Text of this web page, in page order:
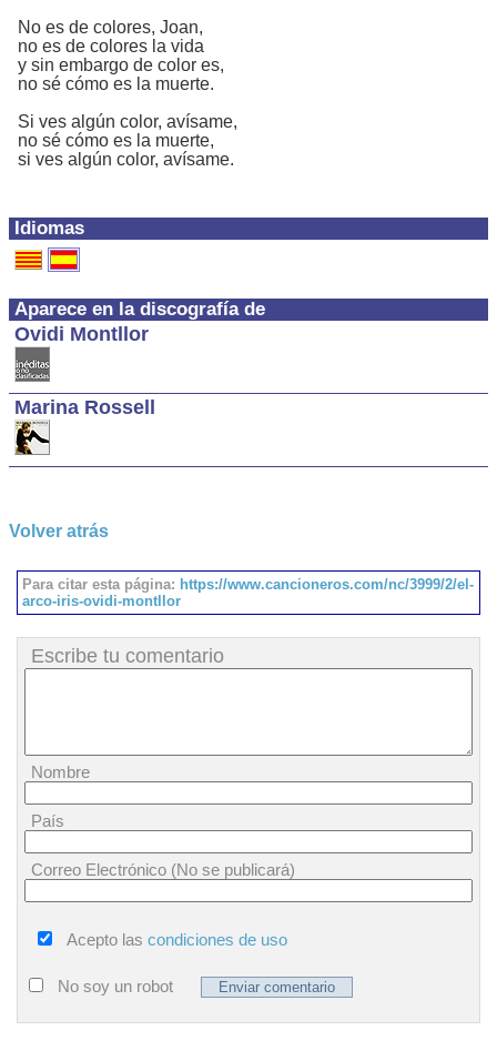
Idiomas
Aparece en la discografía de
Ovidi Montllor
Marina Rossell
No es de colores, Joan,
no es de colores la vida
y sin embargo de color es,
no sé cómo es la muerte.
Si ves algún color, avísame,
no sé cómo es la muerte,
si ves algún color, avísame.
Volver atrás
Para citar esta página: https://www.cancioneros.com/nc/3999/2/el-
arco-iris-ovidi-montllor
Escribe tu comentario
Nombre
País
Correo Electrónico (No se publicará)
Acepto las condiciones de uso
No soy un robot